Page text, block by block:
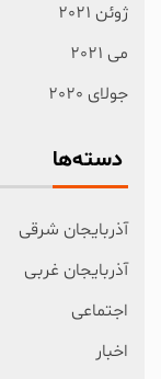
ژوئن 2021
می 2021
جولای 2020
دسته‌ها
آذربایجان شرقی
آذربایجان غربی
اجتماعی
اخبار